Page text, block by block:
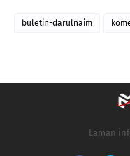
buletin-darulnaim
Laman